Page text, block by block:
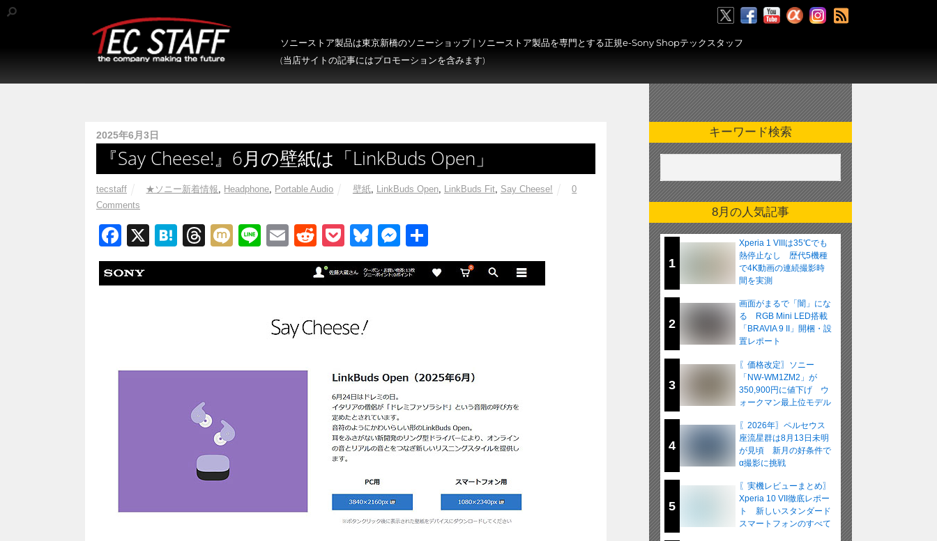
ソニーストア製品は東京新橋のソニーショップ | ソニーストア製品を専門とする正規e-Sony Shopテックスタッフ
(当店サイトの記事にはプロモーションを含みます)
2025年6月3日
『Say Cheese!』6月の壁紙は「LinkBuds Open」
tecstaff ★ソニー新着情報, Headphone, Portable Audio 壁紙, LinkBuds Open, LinkBuds Fit, Say Cheese!
0
Comments
F
a
c
o
X
H
at
e
T
hr
e
M
ixi
Li
n
e
E
m
ail
R
e
d
t
P
o
ck
Bl
u
e
M
e
ss
er
有
キーワード検索
8月の人気記事
1
Xperia 1 VIIIは35℃でも
熱停止なし 歴代5機種
で4K動画の連続撮影時
間を実測
2
画面がまるで「闇」にな
る RGB Mini LED搭載
「BRAVIA 9 II」開梱・設
置レポート
3
〖価格改定〗ソニー
「NW-WM1ZM2」が
350,900円に値下げ ウ
ォークマン最上位モデル
4
〖2026年〗ペルセウス
座流星群は8月13日未明
が見頃 新月の好条件で
α撮影に挑戦
5
〖実機レビューまとめ〗
Xperia 10 VII徹底レポー
ト 新しいスタンダード
スマートフォンのすべて